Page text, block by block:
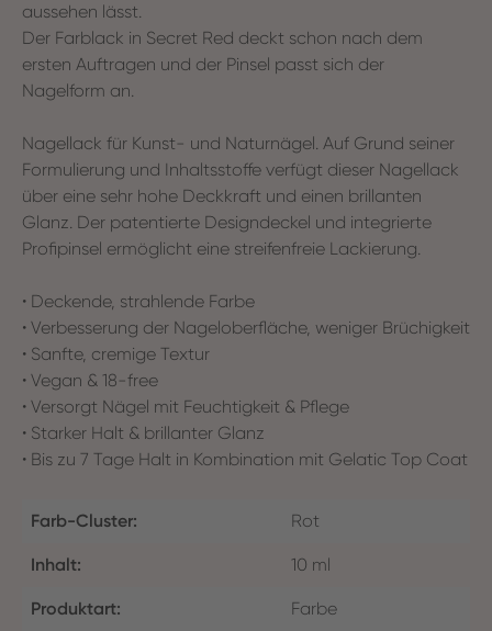
aussehen lässt.
Der Farblack in Secret Red deckt schon nach dem
ersten Auftragen und der Pinsel passt sich der
Nagelform an.
Nagellack für Kunst- und Naturnägel. Auf Grund seiner
Formulierung und Inhaltsstoffe verfügt dieser Nagellack
über eine sehr hohe Deckkraft und einen brillanten
Glanz. Der patentierte Designdeckel und integrierte
Profipinsel ermöglicht eine streifenfreie Lackierung.
• Deckende, strahlende Farbe
• Verbesserung der Nageloberfläche, weniger Brüchigkeit
• Sanfte, cremige Textur
• Vegan & 18-free
• Versorgt Nägel mit Feuchtigkeit & Pflege
• Starker Halt & brillanter Glanz
• Bis zu 7 Tage Halt in Kombination mit Gelatic Top Coat
Farb-Cluster: Rot
Inhalt: 10 ml
Produktart: Farbe